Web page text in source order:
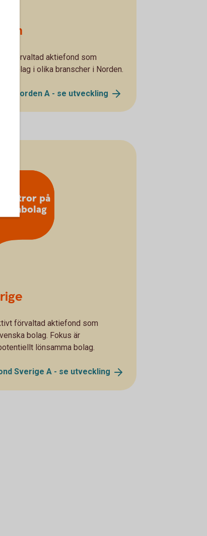
förvaltad aktiefond som
bolag i olika branscher i Norden.
Norden A - se utveckling
förvaltad aktiefond som
bolag. Fokus är
lönsamma bolag.
Sverige A - se utveckling
tror på
småbolag